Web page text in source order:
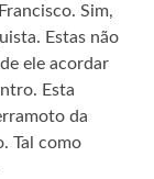
Sim,
Estas não
ele acordar
Esta
da
Tal como